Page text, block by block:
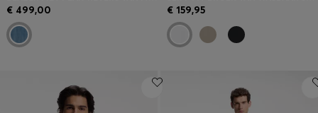
€ 499,00 € 159,95